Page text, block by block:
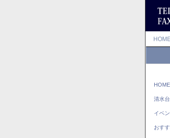
HOME
清水
イベ
おす